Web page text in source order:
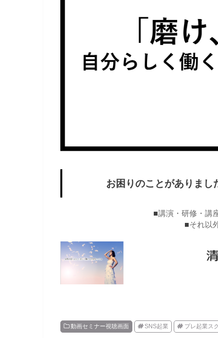
お困りのことがありまし
■講演・研修・講
■それ以
動画セミナー視聴画面 SNS起業 プレ起業ス